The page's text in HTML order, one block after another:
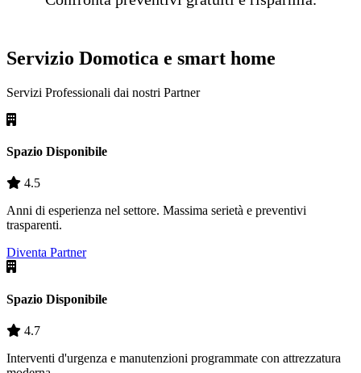
Servizio Domotica e smart home
Servizi Professionali dai nostri Partner
Spazio Disponibile
4.5
Anni di esperienza nel settore. Massima serietà e preventivi
trasparenti.
Diventa Partner
Spazio Disponibile
4.7
Interventi d'urgenza e manutenzioni programmate con attrezzatura